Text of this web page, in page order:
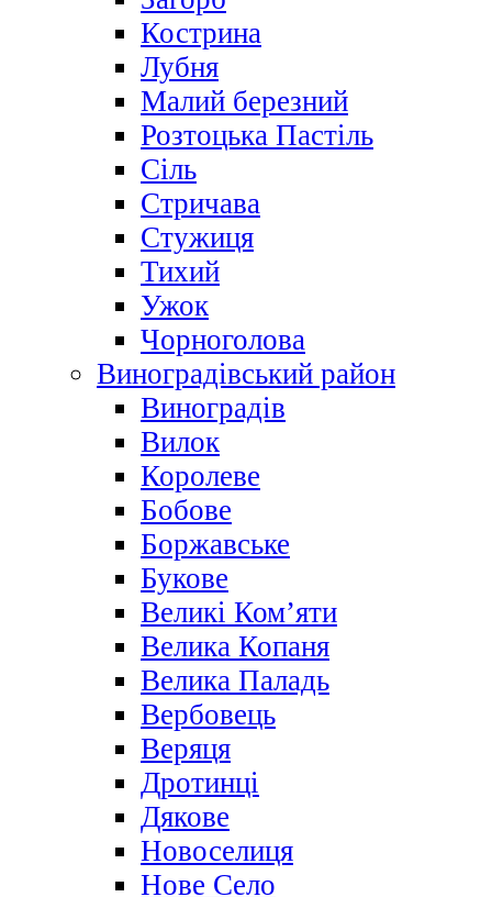
Кострина
Лубня
Малий березний
Розтоцька Пастіль
Сіль
Стричава
Стужиця
Тихий
Ужок
Чорноголова
Виноградівський район
Виноградів
Вилок
Королеве
Бобове
Боржавське
Букове
Великі Ком’яти
Велика Копаня
Велика Паладь
Вербовець
Веряця
Дротинці
Дякове
Новоселиця
Нове Село